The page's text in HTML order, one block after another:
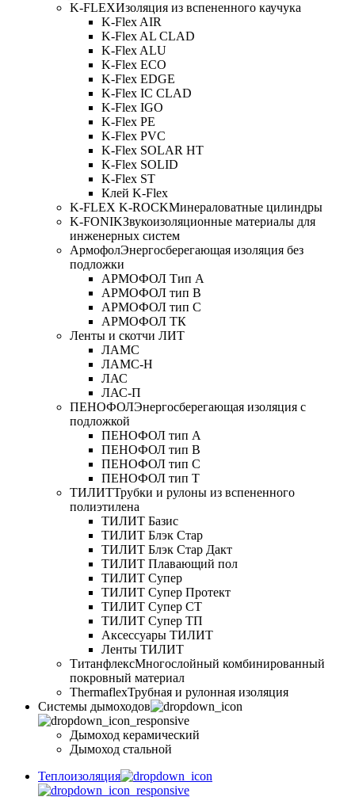
K-FLEXИзоляция из вспененного каучука
K-Flex AIR
K-Flex AL CLAD
K-Flex ALU
K-Flex ECO
K-Flex EDGE
K-Flex IC CLAD
K-Flex IGO
K-Flex PE
K-Flex PVC
K-Flex SOLAR HT
K-Flex SOLID
K-Flex ST
Клей K-Flex
K-FLEX K-ROCKМинераловатные цилиндры
K-FONIKЗвукоизоляционные материалы для
инженерных систем
АрмофолЭнергосберегающая изоляция без
подложки
АРМОФОЛ Тип А
АРМОФОЛ тип В
АРМОФОЛ тип C
АРМОФОЛ ТК
Ленты и скотчи ЛИТ
ЛАМС
ЛАМС-Н
ЛАС
ЛАС-П
ПЕНОФОЛЭнергосберегающая изоляция с
подложкой
ПЕНОФОЛ тип А
ПЕНОФОЛ тип B
ПЕНОФОЛ тип C
ПЕНОФОЛ тип T
ТИЛИТТрубки и рулоны из вспененного
полиэтилена
ТИЛИТ Базис
ТИЛИТ Блэк Стар
ТИЛИТ Блэк Стар Дакт
ТИЛИТ Плавающий пол
ТИЛИТ Супер
ТИЛИТ Супер Протект
ТИЛИТ Супер СТ
ТИЛИТ Супер ТП
Аксессуары ТИЛИТ
Ленты ТИЛИТ
ТитанфлексМногослойный комбинированный
покровный материал
ThermaflexТрубная и рулонная изоляция
Cистемы дымоходов
Дымоход керамический
Дымоход стальной
Теплоизоляция